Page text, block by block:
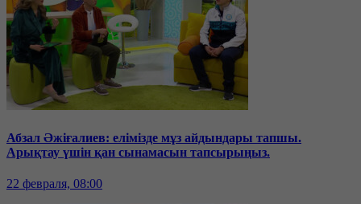
Абзал Әжіғалиев: елімізде мұз айдындары тапшы.
Арықтау үшін қан сынамасын тапсырыңыз.
22 февраля, 08:00